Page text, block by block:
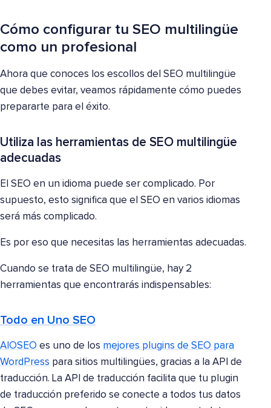
Cómo configurar tu SEO multilingüe
como un profesional
Ahora que conoces los escollos del SEO multilingüe
que debes evitar, veamos rápidamente cómo puedes
prepararte para el éxito.
Utiliza las herramientas de SEO multilingüe
adecuadas
El SEO en un idioma puede ser complicado. Por
supuesto, esto significa que el SEO en varios idiomas
será más complicado.
Es por eso que necesitas las herramientas adecuadas.
Cuando se trata de SEO multilingüe, hay 2
herramientas que encontrarás indispensables:
Todo en Uno SEO
AIOSEO es uno de los mejores plugins de SEO para
WordPress para sitios multilingües, gracias a la API de
traducción. La API de traducción facilita que tu plugin
de traducción preferido se conecte a todos tus datos